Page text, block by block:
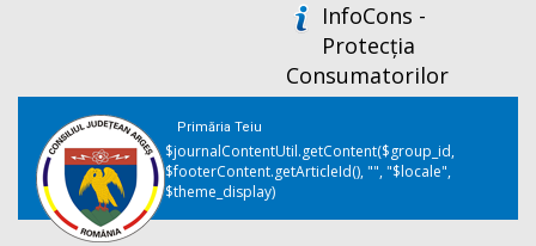
InfoCons -
Protecția
Consumatorilor
Primăria Teiu
$journalContentUtil.getContent($group_id,
$footerContent.getArticleId(), "", "$locale",
$theme_display)